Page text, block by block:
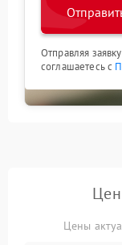
Отправляя
соглашаетесь с
Цены